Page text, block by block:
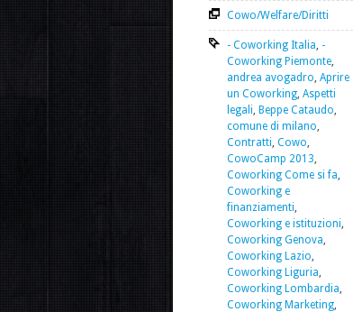
Cowo/Welfare/Diritti
- Coworking Italia, -
Coworking Piemonte,
andrea avogadro, Aprire
un Coworking, Aspetti
legali, Beppe Cataudo,
comune di milano,
Contratti, Cowo,
CowoCamp 2013,
Coworking Come si fa,
Coworking e
finanziamenti,
Coworking e istituzioni,
Coworking Genova,
Coworking Lazio,
Coworking Liguria,
Coworking Lombardia,
Coworking Marketing,